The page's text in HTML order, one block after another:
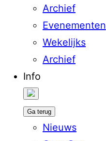
Archief
Evenementen
Wekelijks
Archief
Info
Ga terug
Nieuws